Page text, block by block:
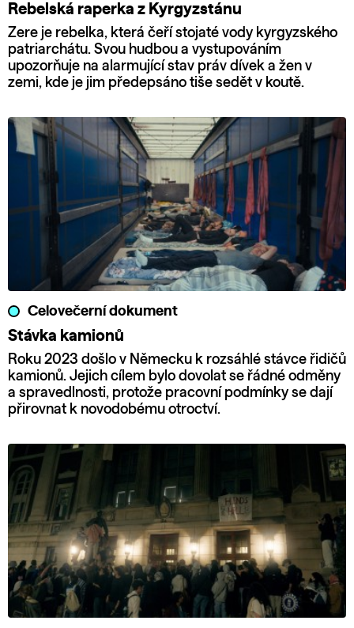
Rebelská raperka z Kyrgyzstánu
Zere je rebelka, která čeří stojaté vody kyrgyzského
patriarchátu. Svou hudbou a vystupováním
upozorňuje na alarmující stav práv dívek a žen v
zemi, kde je jim předepsáno tiše sedět v koutě.
Celovečerní dokument
Stávka kamionů
Roku 2023 došlo v Německu k rozsáhlé stávce řidičů
kamionů. Jejich cílem bylo dovolat se řádné odměny
a spravedlnosti, protože pracovní podmínky se dají
přirovnat k novodobému otroctví.